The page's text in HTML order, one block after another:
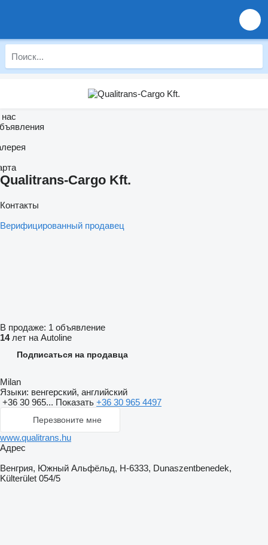
Qualitrans-Cargo Kft.
Контакты
Верифицированный продавец
В продаже: 1 объявление
14лет на Autoline
Подписаться на продавца
Milan
Языки: венгерский, английский
+36 30 965... Показать +36 30 965 4497
Перезвоните мне
www.qualitrans.hu
Адрес
Венгрия, Южный Альфёльд, H-6333, Dunaszentbenedek,
Külterület 054/5